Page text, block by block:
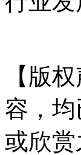
【版
容，
或欣